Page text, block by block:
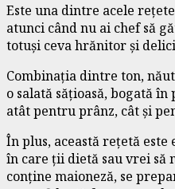
Este una dintre acele
atunci când nu ai chef să
totuși ceva hrănitor și
Combinația dintre ton,
o salată sățioasă, bogată
atât pentru prânz, cât și
În plus, această rețetă
în care ții dietă sau vrei să
conține maioneză, se